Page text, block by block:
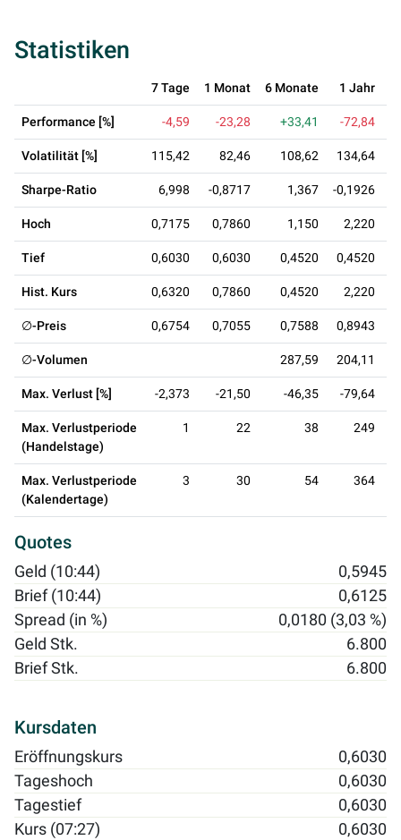
Statistiken
7 Tage 1 Monat 6 Monate 1 Jahr
Performance [%] -4,59 -23,28 +33,41 -72,84
Volatilität [%] 115,42 82,46 108,62 134,64
Sharpe-Ratio 6,998 -0,8717 1,367 -0,1926
Hoch 0,7175 0,7860 1,150 2,220
Tief 0,6030 0,6030 0,4520 0,4520
Hist. Kurs 0,6320 0,7860 0,4520 2,220
∅-Preis 0,6754 0,7055 0,7588 0,8943
∅-Volumen 287,59 204,11
Max. Verlust [%] -2,373 -21,50 -46,35 -79,64
Max. Verlustperiode
(Handelstage)
1 22 38 249
Max. Verlustperiode
(Kalendertage)
3 30 54 364
Quotes
Geld (10:44)
0,5945
Brief (10:44)
0,6125
Spread (in %)
0,0180 (3,03 %)
Geld Stk.
6.800
Brief Stk.
6.800
Kursdaten
Eröffnungskurs
0,6030
Tageshoch
0,6030
Tagestief
0,6030
Kurs (07:27)
0,6030